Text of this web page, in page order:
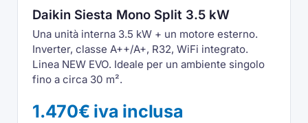
Daikin Siesta Mono Split 3.5 kW
Una unità interna 3.5 kW + un motore esterno.
Inverter, classe A++/A+, R32, WiFi integrato.
Linea NEW EVO. Ideale per un ambiente singolo
fino a circa 30 m².
1.470€ iva inclusa